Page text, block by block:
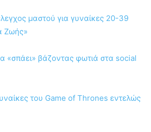
μαστού για γυναίκες 20-39
Ζωής»
«σπάει» βάζοντας φωτιά στα social
του Game of Thrones εντελώς